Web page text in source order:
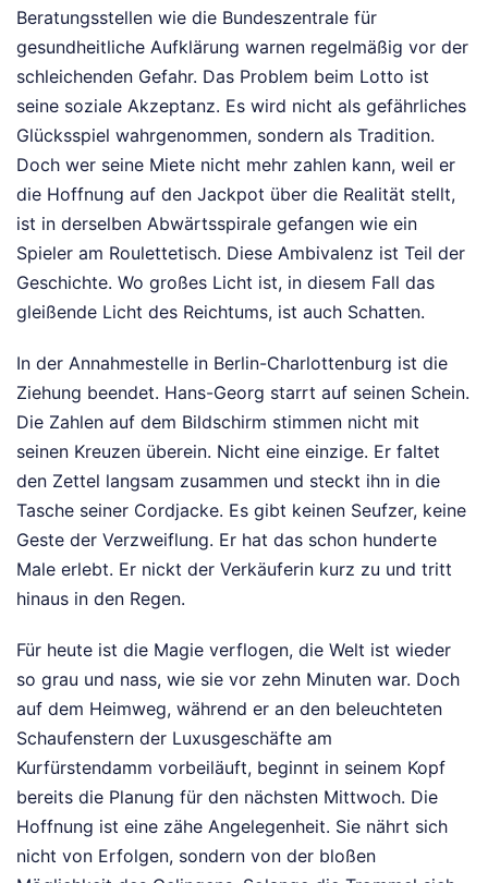
Beratungsstellen wie die Bundeszentrale für
gesundheitliche Aufklärung warnen regelmäßig vor der
schleichenden Gefahr. Das Problem beim Lotto ist
seine soziale Akzeptanz. Es wird nicht als gefährliches
Glücksspiel wahrgenommen, sondern als Tradition.
Doch wer seine Miete nicht mehr zahlen kann, weil er
die Hoffnung auf den Jackpot über die Realität stellt,
ist in derselben Abwärtsspirale gefangen wie ein
Spieler am Roulettetisch. Diese Ambivalenz ist Teil der
Geschichte. Wo großes Licht ist, in diesem Fall das
gleißende Licht des Reichtums, ist auch Schatten.
In der Annahmestelle in Berlin-Charlottenburg ist die
Ziehung beendet. Hans-Georg starrt auf seinen Schein.
Die Zahlen auf dem Bildschirm stimmen nicht mit
seinen Kreuzen überein. Nicht eine einzige. Er faltet
den Zettel langsam zusammen und steckt ihn in die
Tasche seiner Cordjacke. Es gibt keinen Seufzer, keine
Geste der Verzweiflung. Er hat das schon hunderte
Male erlebt. Er nickt der Verkäuferin kurz zu und tritt
hinaus in den Regen.
Für heute ist die Magie verflogen, die Welt ist wieder
so grau und nass, wie sie vor zehn Minuten war. Doch
auf dem Heimweg, während er an den beleuchteten
Schaufenstern der Luxusgeschäfte am
Kurfürstendamm vorbeiläuft, beginnt in seinem Kopf
bereits die Planung für den nächsten Mittwoch. Die
Hoffnung ist eine zähe Angelegenheit. Sie nährt sich
nicht von Erfolgen, sondern von der bloßen